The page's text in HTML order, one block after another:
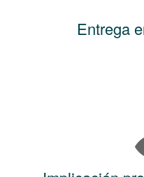
Entrega